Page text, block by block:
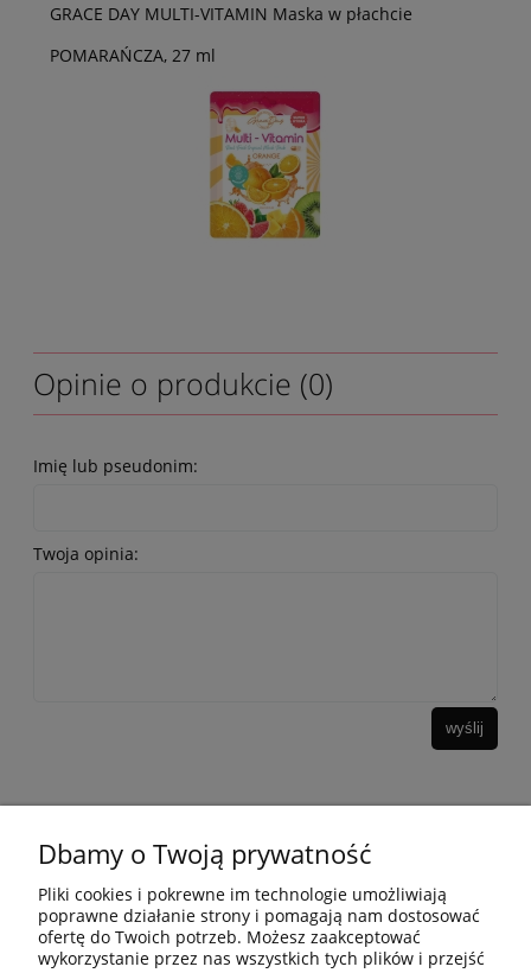
GRACE DAY MULTI-VITAMIN Maska w płachcie
POMARAŃCZA, 27 ml
Opinie o produkcie (0)
Imię lub pseudonim:
Twoja opinia:
wyślij
10 KROKÓW KOREAŃSKIEJ PIELĘGANCJI
INFORMACJE
Dbamy o Twoją prywatność
Pliki cookies i pokrewne im technologie umożliwiają
poprawne działanie strony i pomagają nam dostosować
ofertę do Twoich potrzeb. Możesz zaakceptować
wykorzystanie przez nas wszystkich tych plików i przejść